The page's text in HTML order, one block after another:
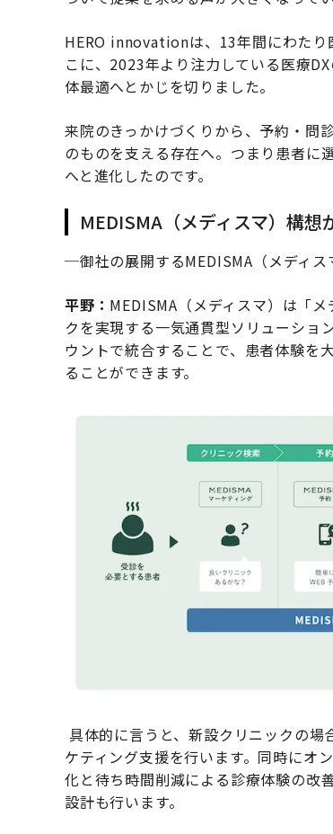
HERO innovationは、13年間にわたり
こに、2023年より注力している医療
体最適へとかじを切りました。
来院のきっかけづくりから、予約・問
のものを支える存在へ。つまり患者に
へと進化したのです。
MEDISMA（メディスマ）構
─御社の展開するMEDISMA（メディス
平野： MEDISMA（メディスマ）は「
クを実現する一気通貫型ソリューショ
ウントで統合することで、患者体験を
ることができます。
具体的に言うと、新設クリニックの
ケティング支援を行います。同時にオ
化と待ち時間削減による診療体験の改
設計も行います。